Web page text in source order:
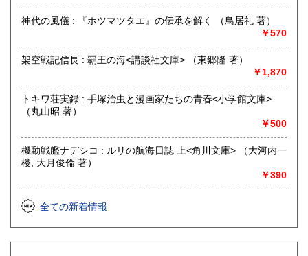
神代の風儀 : 『ホツマツタエ』の伝承を解く （鳥居礼 著）
￥570
架空戦記信長 : 覇王の海<講談社文庫> （東郷隆 著）
￥1,870
トキワ荘実録 : 手塚治虫と漫画家たちの青春<小学館文庫>
（丸山昭 著）
￥500
機動戦艦ナデシコ : ルリの航海日誌 上<角川文庫> （大河内一
楼, 大月俊倫 著）
￥390
全ての新着情報